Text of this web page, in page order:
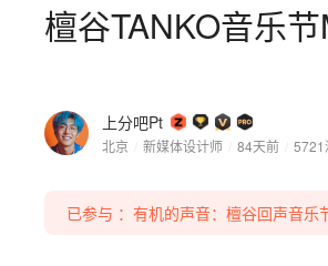
檀谷TANKO音乐
上分吧Pt
北京 新媒体设计师 84天前 5721
已参与 ：有机的声音：檀谷回声音乐